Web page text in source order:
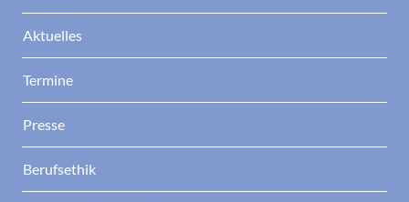
Aktuelles
Termine
Presse
Berufsethik